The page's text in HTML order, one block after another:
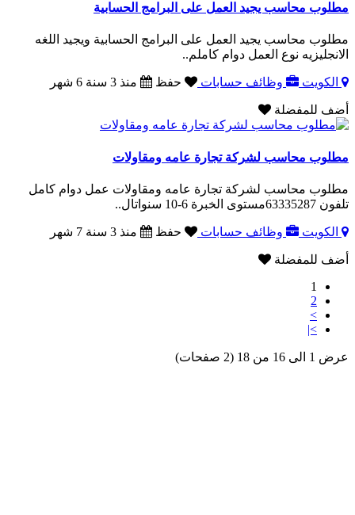
مطلوب محاسب يجيد العمل على البرامج الحسابية
مطلوب محاسب يجيد العمل على البرامج الحسابية ويجيد اللغه
الانجليزيه نوع العمل دوام كاملم..
الكويت وظائف حسابات حفظ منذ 3 سنة 6 شهر
أضف للمفضلة
مطلوب محاسب لشركة تجارة عامه ومقاولات
مطلوب محاسب لشركة تجارة عامه ومقاولات عمل دوام كامل
تلفون ‎63335287مستوى الخبرة 6-10 سنواتال..
الكويت وظائف حسابات حفظ منذ 3 سنة 7 شهر
أضف للمفضلة
1
2
>
>|
عرض 1 الى 16 من 18 (2 صفحات)